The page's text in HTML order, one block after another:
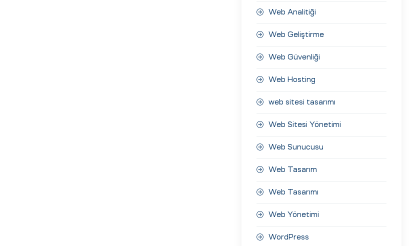
Web Analitiği
Web Geliştirme
Web Güvenliği
Web Hosting
web sitesi tasarımı
Web Sitesi Yönetimi
Web Sunucusu
Web Tasarım
Web Tasarımı
Web Yönetimi
WordPress